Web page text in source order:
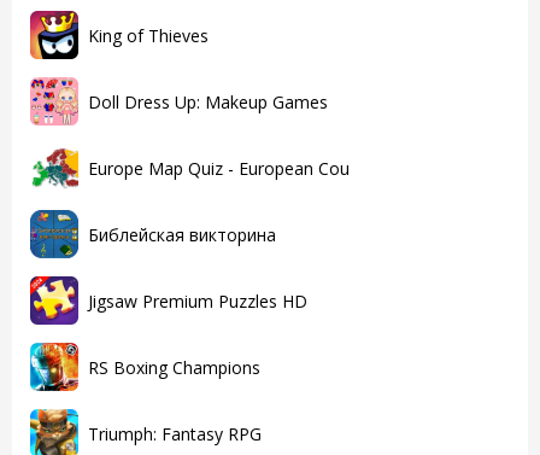
King of Thieves
Doll Dress Up: Makeup Games
Europe Map Quiz - European Cou
Библейская викторина
Jigsaw Premium Puzzles HD
RS Boxing Champions
Triumph: Fantasy RPG